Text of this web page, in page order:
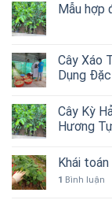
Mẫu hợp
Cây Xáo
Dụng
Cây Kỳ
Hương
Khái
1 Bình luận